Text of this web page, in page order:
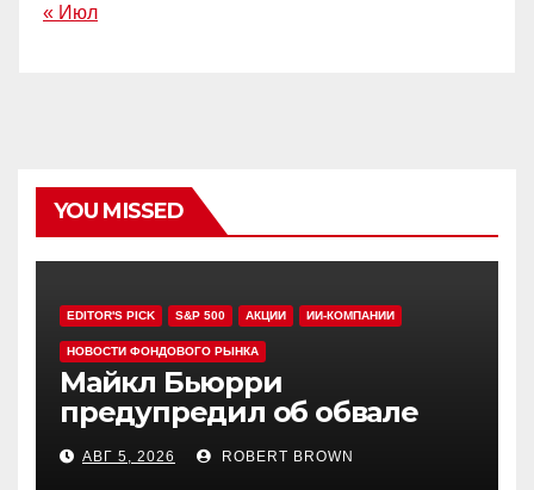
« Июл
YOU MISSED
EDITOR'S PICK S&P 500 АКЦИИ ИИ-КОМПАНИИ
НОВОСТИ ФОНДОВОГО РЫНКА
Майкл Бьюрри
предупредил об обвале
рынка при рекордном S&P
500
АВГ 5, 2026 ROBERT BROWN